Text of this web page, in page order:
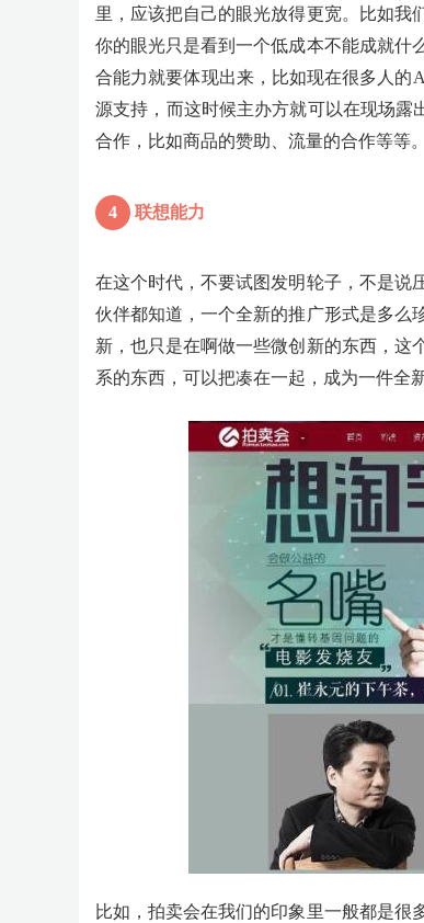
里，应该把自己的眼光放得更宽。比如我
你的眼光只是看到一个低成本不能成就什
合能力就要体现出来，比如现在很多人的
源支持，而这时候主办方就可以在现场露
合作，比如商品的赞助、流量的合作等等。
4 联想能力
在这个时代，不要试图发明轮子，不是说
伙伴都知道，一个全新的推广形式是多么
新，也只是在啊做一些微创新的东西，这
系的东西，可以把凑在一起，成为一件全
比如，拍卖会在我们的印象里一般都是很